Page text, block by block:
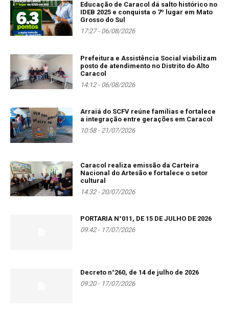
Educação de Caracol dá salto histórico no
IDEB 2025 e conquista o 7º lugar em Mato
Grosso do Sul
17:27 - 06/08/2026
Prefeitura e Assistência Social viabilizam
posto de atendimento no Distrito do Alto
Caracol
14:12 - 06/08/2026
Arraiá do SCFV reúne famílias e fortalece
a integração entre gerações em Caracol
10:58 - 21/07/2026
Caracol realiza emissão da Carteira
Nacional do Artesão e fortalece o setor
cultural
14:32 - 20/07/2026
PORTARIA N°011, DE 15 DE JULHO DE 2026
09:42 - 17/07/2026
Decreto n°260, de 14 de julho de 2026
09:20 - 17/07/2026